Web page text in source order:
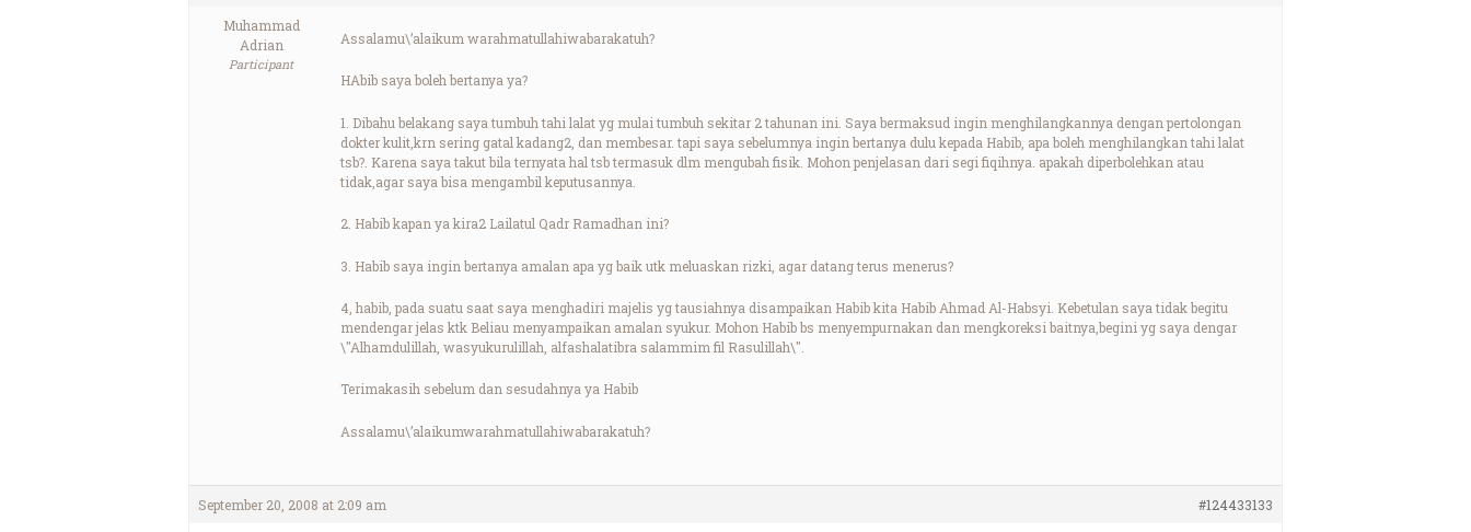
Muhammad
Adrian
Participant
Assalamu\’alaikum warahmatullahiwabarakatuh?
HAbib saya boleh bertanya ya?
1. Dibahu belakang saya tumbuh tahi lalat yg mulai tumbuh sekitar 2 tahunan ini. Saya bermaksud ingin menghilangkannya dengan pertolongan
dokter kulit,krn sering gatal kadang2, dan membesar. tapi saya sebelumnya ingin bertanya dulu kepada Habib, apa boleh menghilangkan tahi lalat
tsb?. Karena saya takut bila ternyata hal tsb termasuk dlm mengubah fisik. Mohon penjelasan dari segi fiqihnya. apakah diperbolehkan atau
tidak,agar saya bisa mengambil keputusannya.
2. Habib kapan ya kira2 Lailatul Qadr Ramadhan ini?
3. Habib saya ingin bertanya amalan apa yg baik utk meluaskan rizki, agar datang terus menerus?
4, habib, pada suatu saat saya menghadiri majelis yg tausiahnya disampaikan Habib kita Habib Ahmad Al-Habsyi. Kebetulan saya tidak begitu
mendengar jelas ktk Beliau menyampaikan amalan syukur. Mohon Habib bs menyempurnakan dan mengkoreksi baitnya,begini yg saya dengar
\"Alhamdulillah, wasyukurulillah, alfashalatibra salammim fil Rasulillah\".
Terimakasih sebelum dan sesudahnya ya Habib
Assalamu\’alaikumwarahmatullahiwabarakatuh?
September 20, 2008 at 2:09 am #124433133